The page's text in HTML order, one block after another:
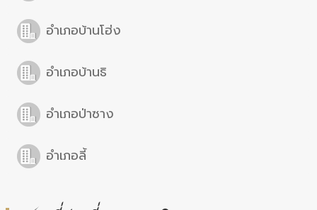
อำเภอบ้านโฮ่ง
อำเภอบ้านธิ
อำเภอป่าซาง
อำเภอลี้